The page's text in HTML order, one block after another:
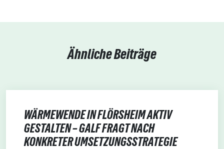
Ähnliche Beiträge
WÄRMEWENDE IN FLÖRSHEIM AKTIV
GESTALTEN – GALF FRAGT NACH
KONKRETER UMSETZUNGSSTRATEGIE